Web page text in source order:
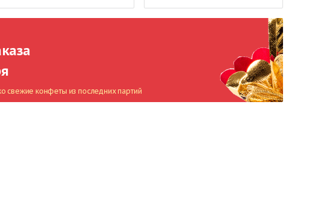
свежие конфеты из последних партий